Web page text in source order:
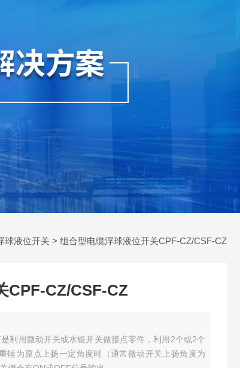
球液位开关 > 组合型电缆浮球液位开关CPF-CZ/CSF-CZ
CPF-CZ/CSF-CZ
利用微动开关或水银开关做接点零件，利用2个或2个
锤为原点上扬一定角度时（通常微动开关上扬角度为